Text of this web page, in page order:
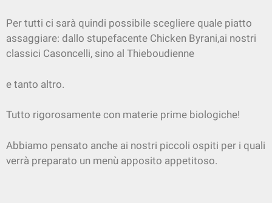
Per tutti ci sarà quindi possibile scegliere quale piatto
assaggiare: dallo stupefacente Chicken Byrani,ai nostri
classici Casoncelli, sino al Thieboudienne
e tanto altro.
Tutto rigorosamente con materie prime biologiche!
Abbiamo pensato anche ai nostri piccoli ospiti per i quali
verrà preparato un menù apposito appetitoso.